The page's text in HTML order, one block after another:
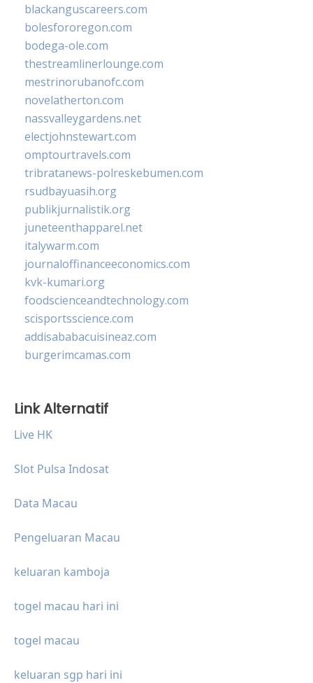
blackanguscareers.com
bolesfororegon.com
bodega-ole.com
thestreamlinerlounge.com
mestrinorubanofc.com
novelatherton.com
nassvalleygardens.net
electjohnstewart.com
omptourtravels.com
tribratanews-polreskebumen.com
rsudbayuasih.org
publikjurnalistik.org
juneteenthapparel.net
italywarm.com
journaloffinanceeconomics.com
kvk-kumari.org
foodscienceandtechnology.com
scisportsscience.com
addisababacuisineaz.com
burgerimcamas.com
Link Alternatif
Live HK
Slot Pulsa Indosat
Data Macau
Pengeluaran Macau
keluaran kamboja
togel macau hari ini
togel macau
keluaran sgp hari ini